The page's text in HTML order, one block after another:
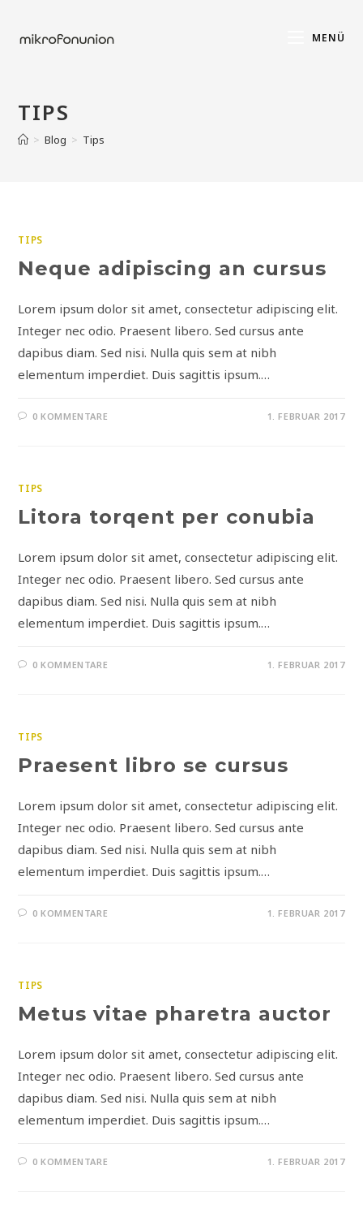
MENÜ
TIPS
> Blog > Tips
TIPS
Neque adipiscing an cursus
Lorem ipsum dolor sit amet, consectetur adipiscing elit.
Integer nec odio. Praesent libero. Sed cursus ante
dapibus diam. Sed nisi. Nulla quis sem at nibh
elementum imperdiet. Duis sagittis ipsum.…
0 KOMMENTARE 1. FEBRUAR 2017
TIPS
Litora torqent per conubia
Lorem ipsum dolor sit amet, consectetur adipiscing elit.
Integer nec odio. Praesent libero. Sed cursus ante
dapibus diam. Sed nisi. Nulla quis sem at nibh
elementum imperdiet. Duis sagittis ipsum.…
0 KOMMENTARE 1. FEBRUAR 2017
TIPS
Praesent libro se cursus
Lorem ipsum dolor sit amet, consectetur adipiscing elit.
Integer nec odio. Praesent libero. Sed cursus ante
dapibus diam. Sed nisi. Nulla quis sem at nibh
elementum imperdiet. Duis sagittis ipsum.…
0 KOMMENTARE 1. FEBRUAR 2017
TIPS
Metus vitae pharetra auctor
Lorem ipsum dolor sit amet, consectetur adipiscing elit.
Integer nec odio. Praesent libero. Sed cursus ante
dapibus diam. Sed nisi. Nulla quis sem at nibh
elementum imperdiet. Duis sagittis ipsum.…
0 KOMMENTARE 1. FEBRUAR 2017